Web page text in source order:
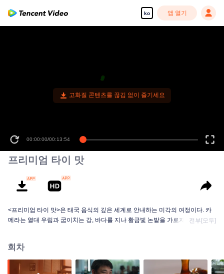
ko 앱 열기
고화질 콘텐츠를 끊김 없이 즐기세요
00:00:00/00:13:54
프리미엄 타이 맛
<프리미엄 타이 맛>은 태국 음식의 깊은 세계로 안내하는 미각의 여정이다. 카
메라는 열대 우림과 굽이치는 강, 바다를 지나 황금빛 논밭을 가로지르며, 레몬
법이 만나는 현장을 담아내는 데 그치지 않는다. 전국을 누비는 셰프들의 발걸
음을 따라가며, 그들이 두 손으로 어떻게 오래된 방식을 고수하고 또 새롭게 해
석하는지, 어떻게 한 접시에 그 땅의 정서와 이야기를 담아 ‘백가지 맛’으로 빚어
전부[모두]
회차